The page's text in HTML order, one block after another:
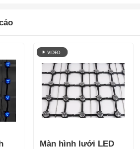
Màn hình lưới LED